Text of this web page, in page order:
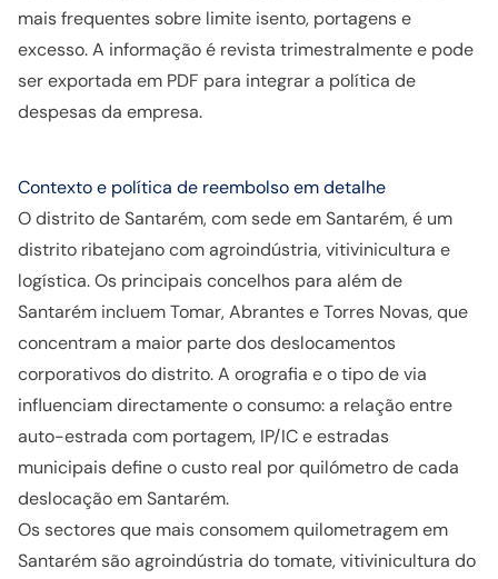
mais frequentes sobre limite isento, portagens e
excesso. A informação é revista trimestralmente e pode
ser exportada em PDF para integrar a política de
despesas da empresa.
Contexto e política de reembolso em detalhe
O distrito de Santarém, com sede em Santarém, é um
distrito ribatejano com agroindústria, vitivinicultura e
logística. Os principais concelhos para além de
Santarém incluem Tomar, Abrantes e Torres Novas, que
concentram a maior parte dos deslocamentos
corporativos do distrito. A orografia e o tipo de via
influenciam directamente o consumo: a relação entre
auto-estrada com portagem, IP/IC e estradas
municipais define o custo real por quilómetro de cada
deslocação em Santarém.
Os sectores que mais consomem quilometragem em
Santarém são agroindústria do tomate, vitivinicultura do